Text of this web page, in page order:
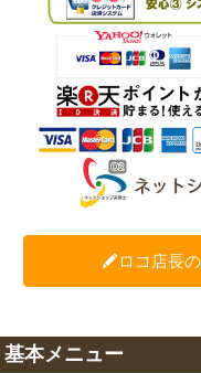
ロコ店長
基本メニュー